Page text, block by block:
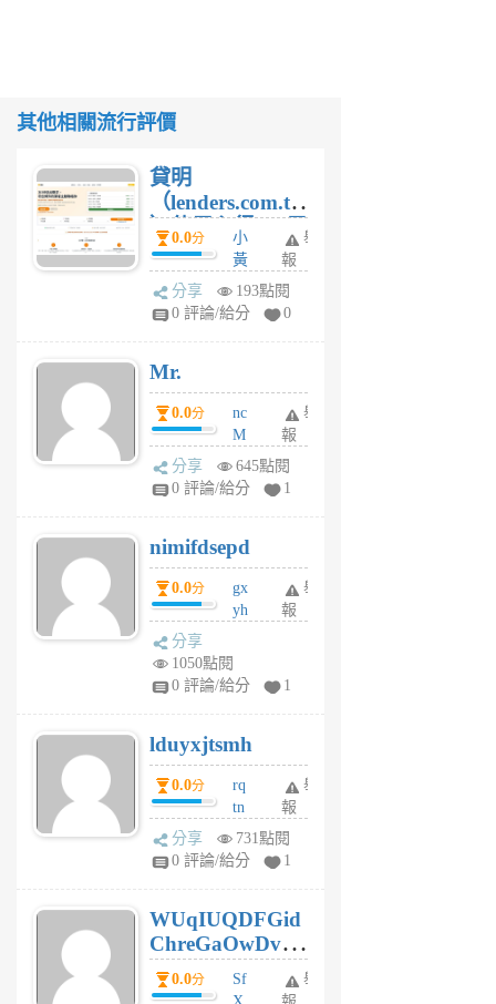
其他相關流行評價
貸明
（lenders.com.tw
）使用心得 — 民
間貸款比較平台
體驗
0.0分
小
黃
蜂
1
舉
報
分享
193點閱
0 評論/給分
0
Mr.
0.0分
nc
M
U
F
U
5
個
月
舉
報
分享
645點閱
0 評論/給分
1
nimifdsepd
0.0分
gx
yh
jl
月
前
舉
報
分享
1050點閱
0 評論/給分
1
lduyxjtsmh
0.0分
rq
tn
jt
gl
個
月
前
舉
報
分享
731點閱
0 評論/給分
1
WUqIUQDFGid
ChreGaOwDv
dY0.0分
Sf
舉